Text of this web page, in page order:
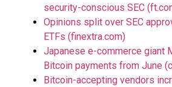
security-conscious SEC
Opinions split over SEC
ETFs (finextra.com)
Japanese e-commerce giant
Bitcoin payments from June
Bitcoin-accepting vendors